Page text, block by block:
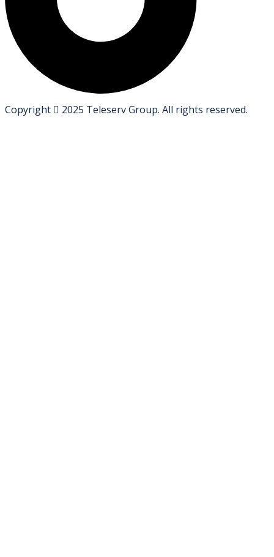
Copyright 2025 Teleserv Group. All rights reserved.